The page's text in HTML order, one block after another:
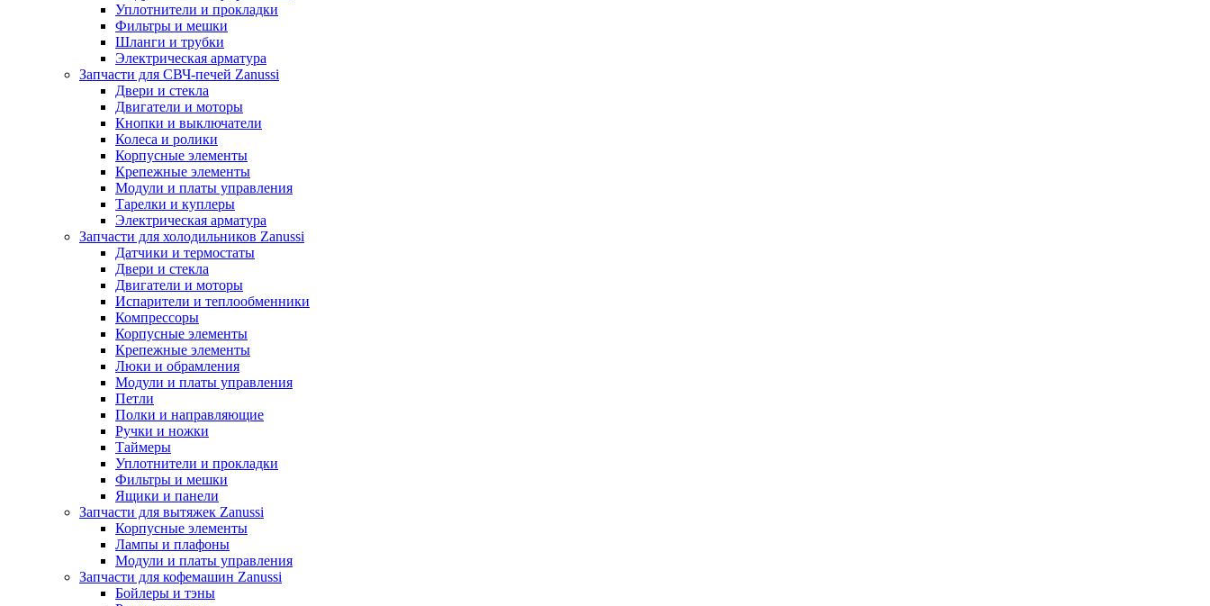
Уплотнители и прокладки
Фильтры и мешки
Шланги и трубки
Электрическая арматура
Запчасти для СВЧ-печей Zanussi
Двери и стекла
Двигатели и моторы
Кнопки и выключатели
Колеса и ролики
Корпусные элементы
Крепежные элементы
Модули и платы управления
Тарелки и куплеры
Электрическая арматура
Запчасти для холодильников Zanussi
Датчики и термостаты
Двери и стекла
Двигатели и моторы
Испарители и теплообменники
Компрессоры
Корпусные элементы
Крепежные элементы
Люки и обрамления
Модули и платы управления
Петли
Полки и направляющие
Ручки и ножки
Таймеры
Уплотнители и прокладки
Фильтры и мешки
Ящики и панели
Запчасти для вытяжек Zanussi
Корпусные элементы
Лампы и плафоны
Модули и платы управления
Запчасти для кофемашин Zanussi
Бойлеры и тэны